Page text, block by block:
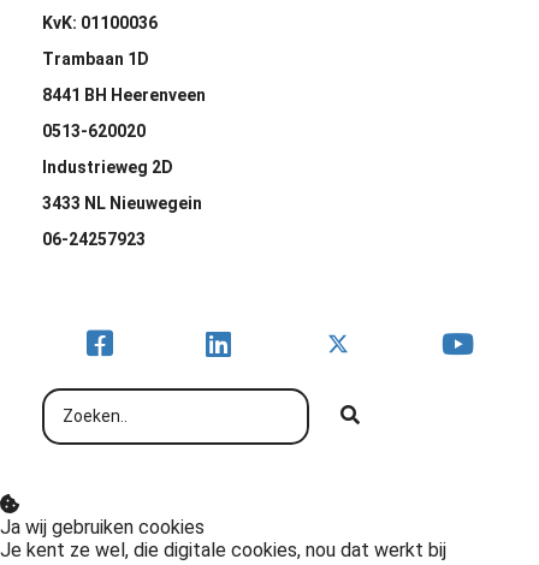
KvK: 01100036
Trambaan 1D
8441 BH Heerenveen
0513-620020
Industrieweg 2D
3433 NL Nieuwegein
06-24257923
Ja wij gebruiken cookies
Je kent ze wel, die digitale cookies, nou dat werkt bij